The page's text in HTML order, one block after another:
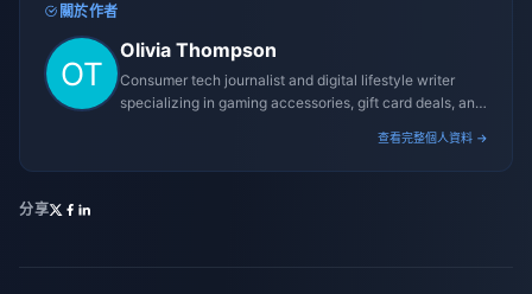
關於作者
Olivia Thompson
Consumer tech journalist and digital lifestyle writer
specializing in gaming accessories, gift card deals, and
查看完整個人資料 →
分享